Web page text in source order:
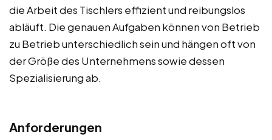
die Arbeit des Tischlers effizient und reibungslos
abläuft. Die genauen Aufgaben können von Betrieb
zu Betrieb unterschiedlich sein und hängen oft von
der Größe des Unternehmens sowie dessen
Spezialisierung ab.
Anforderungen